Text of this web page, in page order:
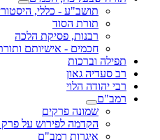
תושב"ע - כללי,
תורת הסוד
רבנות, פסיקת הלכה
חכמים - אישיותם
תפילה וברכות
רב סעדיה גאון
רבי יהודה הלוי
רמב"ם
שמונה פרקים
הקדמה לפירוש על
איגרות רמב"ם